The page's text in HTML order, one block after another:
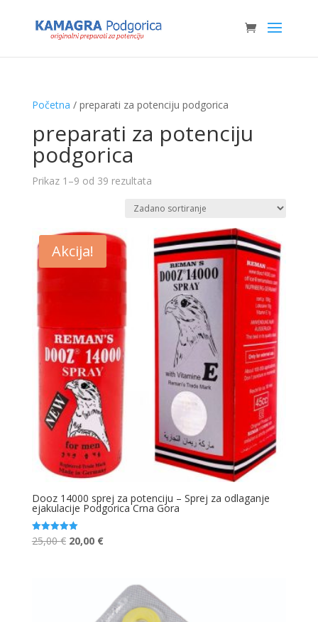
Početna / preparati za potenciju podgorica
preparati za potenciju
podgorica
Prikaz 1–9 od 39 rezultata
Akcija!
Dooz 14000 sprej za potenciju – Sprej za odlaganje
ejakulacije Podgorica Crna Gora
Ocjenjeno
5.00
25,00€ Original
20,00 €Current
20,00 €.